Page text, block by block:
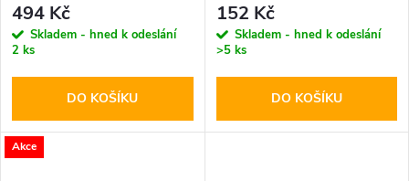
494 Kč
Skladem - hned k odeslání
2 ks
DO KOŠÍKU
152 Kč
Skladem - hned k odeslání
>5 ks
DO KOŠÍKU
Akce